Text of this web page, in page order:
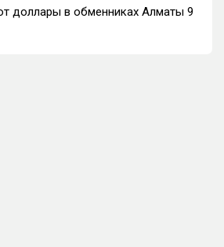
доллары в обменниках Алматы 9